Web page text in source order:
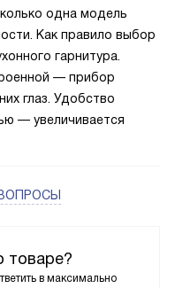
товаре?
в максимально
одна модель
Как правило выбор
гарнитура.
— прибор
глаз. Удобство
— увеличивается